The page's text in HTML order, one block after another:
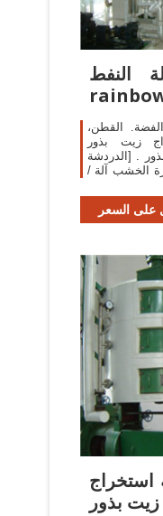
النفط
القطن،
زيت بذور
. [الدردشة
نموذج نشارة الخشب آلة /
السعر
استخراج
زيت بذور